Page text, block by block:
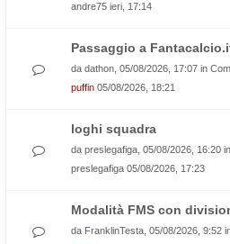
andre75 ieri, 17:14
Passaggio a
da dathon , 05/08/2026, 17:07 in
puffin 05/08/2026, 18:21
loghi squadra
da preslegafiga , 05/08/2026, 16:20 in
preslegafiga 05/08/2026, 17:23
Modalità FMS con
da FranklinTesta , 05/08/2026, 9:52